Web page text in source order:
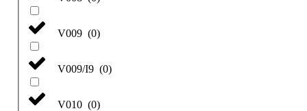
V009 (0)
V009/I9 (0)
V010 (0)